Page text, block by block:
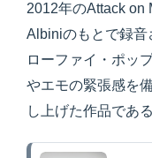
2012年のAttack on
Albiniのもとで録音
ローファイ・ポッ
やエモの緊張感を
し上げた作品である